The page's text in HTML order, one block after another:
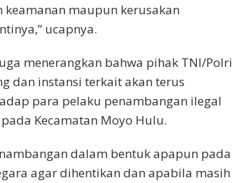
maupun kerusakan
ucapnya.
menerangkan bahwa pihak TNI/Polri
dan instansi terkait akan terus
para pelaku penambangan ilegal
Kecamatan Moyo Hulu.
dalam bentuk apapun pada
agar dihentikan dan apabila masih